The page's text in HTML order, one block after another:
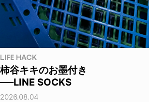
LIFE HACK
柿谷キキのお墨付き
──LINE SOCKS
2026.08.04